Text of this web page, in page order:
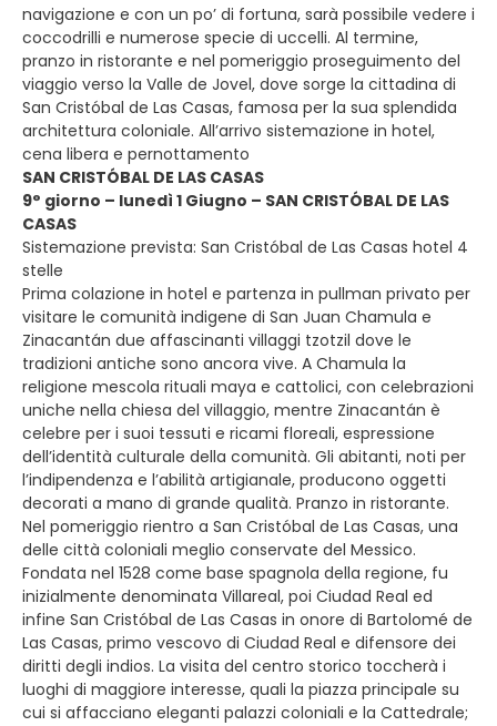
navigazione e con un po’ di fortuna, sarà possibile vedere i
coccodrilli e numerose specie di uccelli. Al termine,
pranzo in ristorante e nel pomeriggio proseguimento del
viaggio verso la Valle de Jovel, dove sorge la cittadina di
San Cristóbal de Las Casas, famosa per la sua splendida
architettura coloniale. All’arrivo sistemazione in hotel,
cena libera e pernottamento
SAN CRISTÓBAL DE LAS CASAS
9° giorno – lunedì 1 Giugno – SAN CRISTÓBAL DE LAS
CASAS
Sistemazione prevista: San Cristóbal de Las Casas hotel 4
stelle
Prima colazione in hotel e partenza in pullman privato per
visitare le comunità indigene di San Juan Chamula e
Zinacantán due affascinanti villaggi tzotzil dove le
tradizioni antiche sono ancora vive. A Chamula la
religione mescola rituali maya e cattolici, con celebrazioni
uniche nella chiesa del villaggio, mentre Zinacantán è
celebre per i suoi tessuti e ricami floreali, espressione
dell’identità culturale della comunità. Gli abitanti, noti per
l’indipendenza e l’abilità artigianale, producono oggetti
decorati a mano di grande qualità. Pranzo in ristorante.
Nel pomeriggio rientro a San Cristóbal de Las Casas, una
delle città coloniali meglio conservate del Messico.
Fondata nel 1528 come base spagnola della regione, fu
inizialmente denominata Villareal, poi Ciudad Real ed
infine San Cristóbal de Las Casas in onore di Bartolomé de
Las Casas, primo vescovo di Ciudad Real e difensore dei
diritti degli indios. La visita del centro storico toccherà i
luoghi di maggiore interesse, quali la piazza principale su
cui si affacciano eleganti palazzi coloniali e la Cattedrale;